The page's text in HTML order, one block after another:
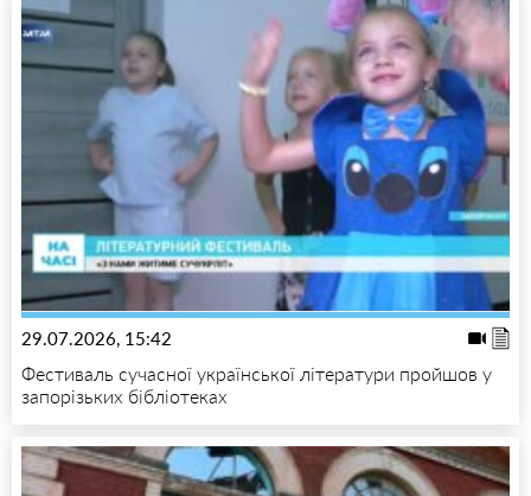
29.07.2026, 15:42
Фестиваль сучасної української літератури пройшов у
запорізьких бібліотеках